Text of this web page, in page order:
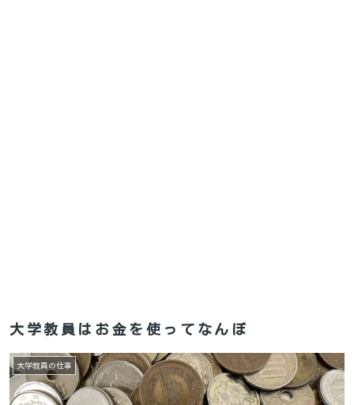
大学教員はお金を使ってなんぼ
大学教員の仕事